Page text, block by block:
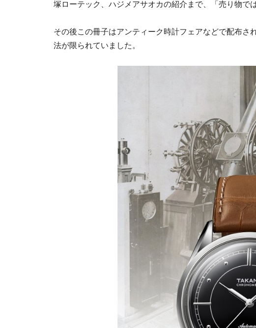
塚ローテック、ハジメアサオカの紹介まで、「売り物で
その後この冊子はアンティーク時計フェアなどで配布
法が限られていました。